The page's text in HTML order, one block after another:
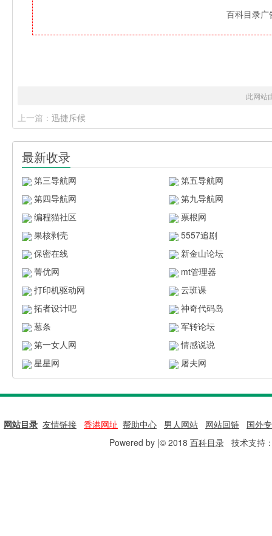
百科目录
此网站
上一篇： 迅捷斥候
最新收录
第三导航网
第五导航网
第四导航网
第九导航网
编程猫社区
票根网
果核剥壳
5557追剧
保密在线
新金山论坛
菁优网
mt管理器
打印机驱动网
云班课
拓者设计吧
神奇代码岛
葱条
军转论坛
第一女人网
情感说说
星星网
屠夫网
网站目录 友情链接 香港网址 帮助中心 男人网站 网站回链
国外
Powered by |© 2018 百科目录技术支持